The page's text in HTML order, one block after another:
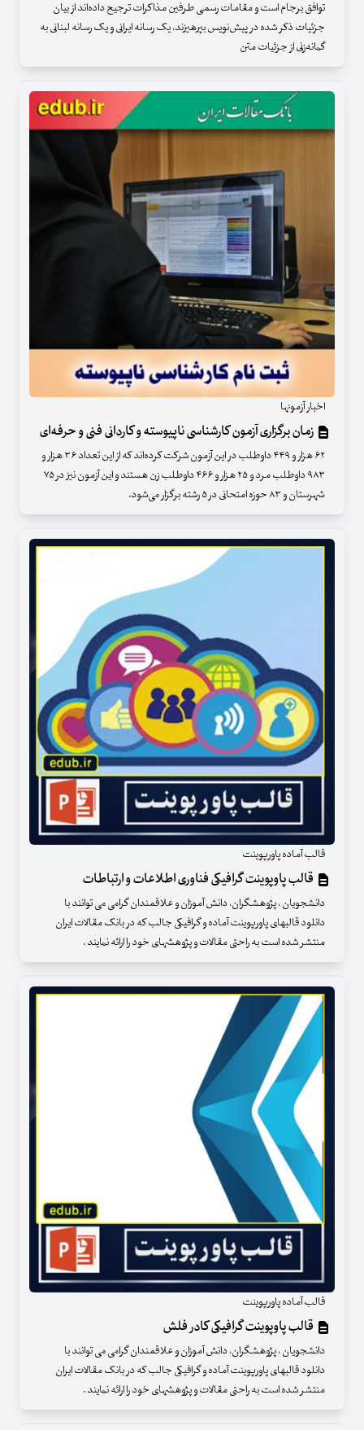
توافق برجام است و مقامات رسمی طرفین مذاکرات ترجیح داده‌اند از بیان
جزئیات ذکر شده در پیش‌نویس بپرهیزند، یک رسانه ایرانی و یک رسانه لبنانی به
گمانه‌زنی از جزئیات متن
اخبار آزمونها
زمان برگزاری آزمون کارشناسی ناپیوسته و کاردانی فنی و حرفه‌ای
۶۲ هزار و ۴۴۹ داوطلب در این آزمون شرکت کرده‌اند که از این تعداد ۳۶ هزار و
۹۸۳ داوطلب مرد و ۲۵ هزار و ۴۶۶ داوطلب زن هستند و این آزمون نیز در ۷۵
شهرستان و ۸۳ حوزه امتحانی در ۵ رشته برگزار می‌شود.
قالب آماده پاورپوینت
قالب پاوپوینت گرافیکی فناوری اطلاعات و ارتباطات
دانشجویان ، پژوهشگران، دانش آموزان و علاقمندان گرامی می توانند با
دانلود قالبهای پاورپوینت آماده و گرافیکی جالب که در بانک مقالات ایران
منتشر شده است به راحتی مقالات و پژوهشهای خود را ارائه نمایند .
قالب آماده پاورپوینت
قالب پاوپوینت گرافیکی کادر فلش
دانشجویان ، پژوهشگران، دانش آموزان و علاقمندان گرامی می توانند با
دانلود قالبهای پاورپوینت آماده و گرافیکی جالب که در بانک مقالات ایران
منتشر شده است به راحتی مقالات و پژوهشهای خود را ارائه نمایند .